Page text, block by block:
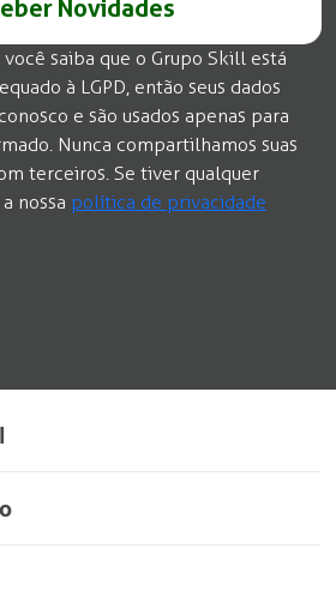
você saiba que o Grupo Skill está
à LGPD, então seus dados
e são usados apenas para
Nunca compartilhamos suas
terceiros. Se tiver qualquer
nossa política de privacidade